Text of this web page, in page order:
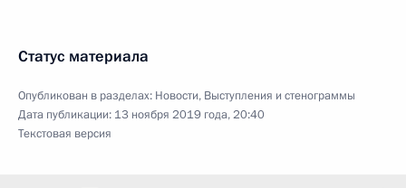
Статус материала
Опубликован в разделах: Новости, Выступления и стенограммы
Дата публикации: 13 ноября 2019 года, 20:40
Текстовая версия